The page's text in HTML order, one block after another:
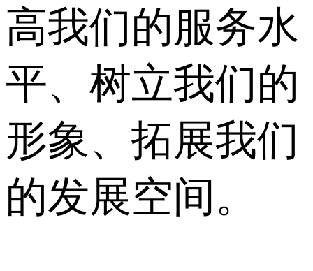
高我们的服务水
平、树立我们的
形象、拓展我们
的发展空间。